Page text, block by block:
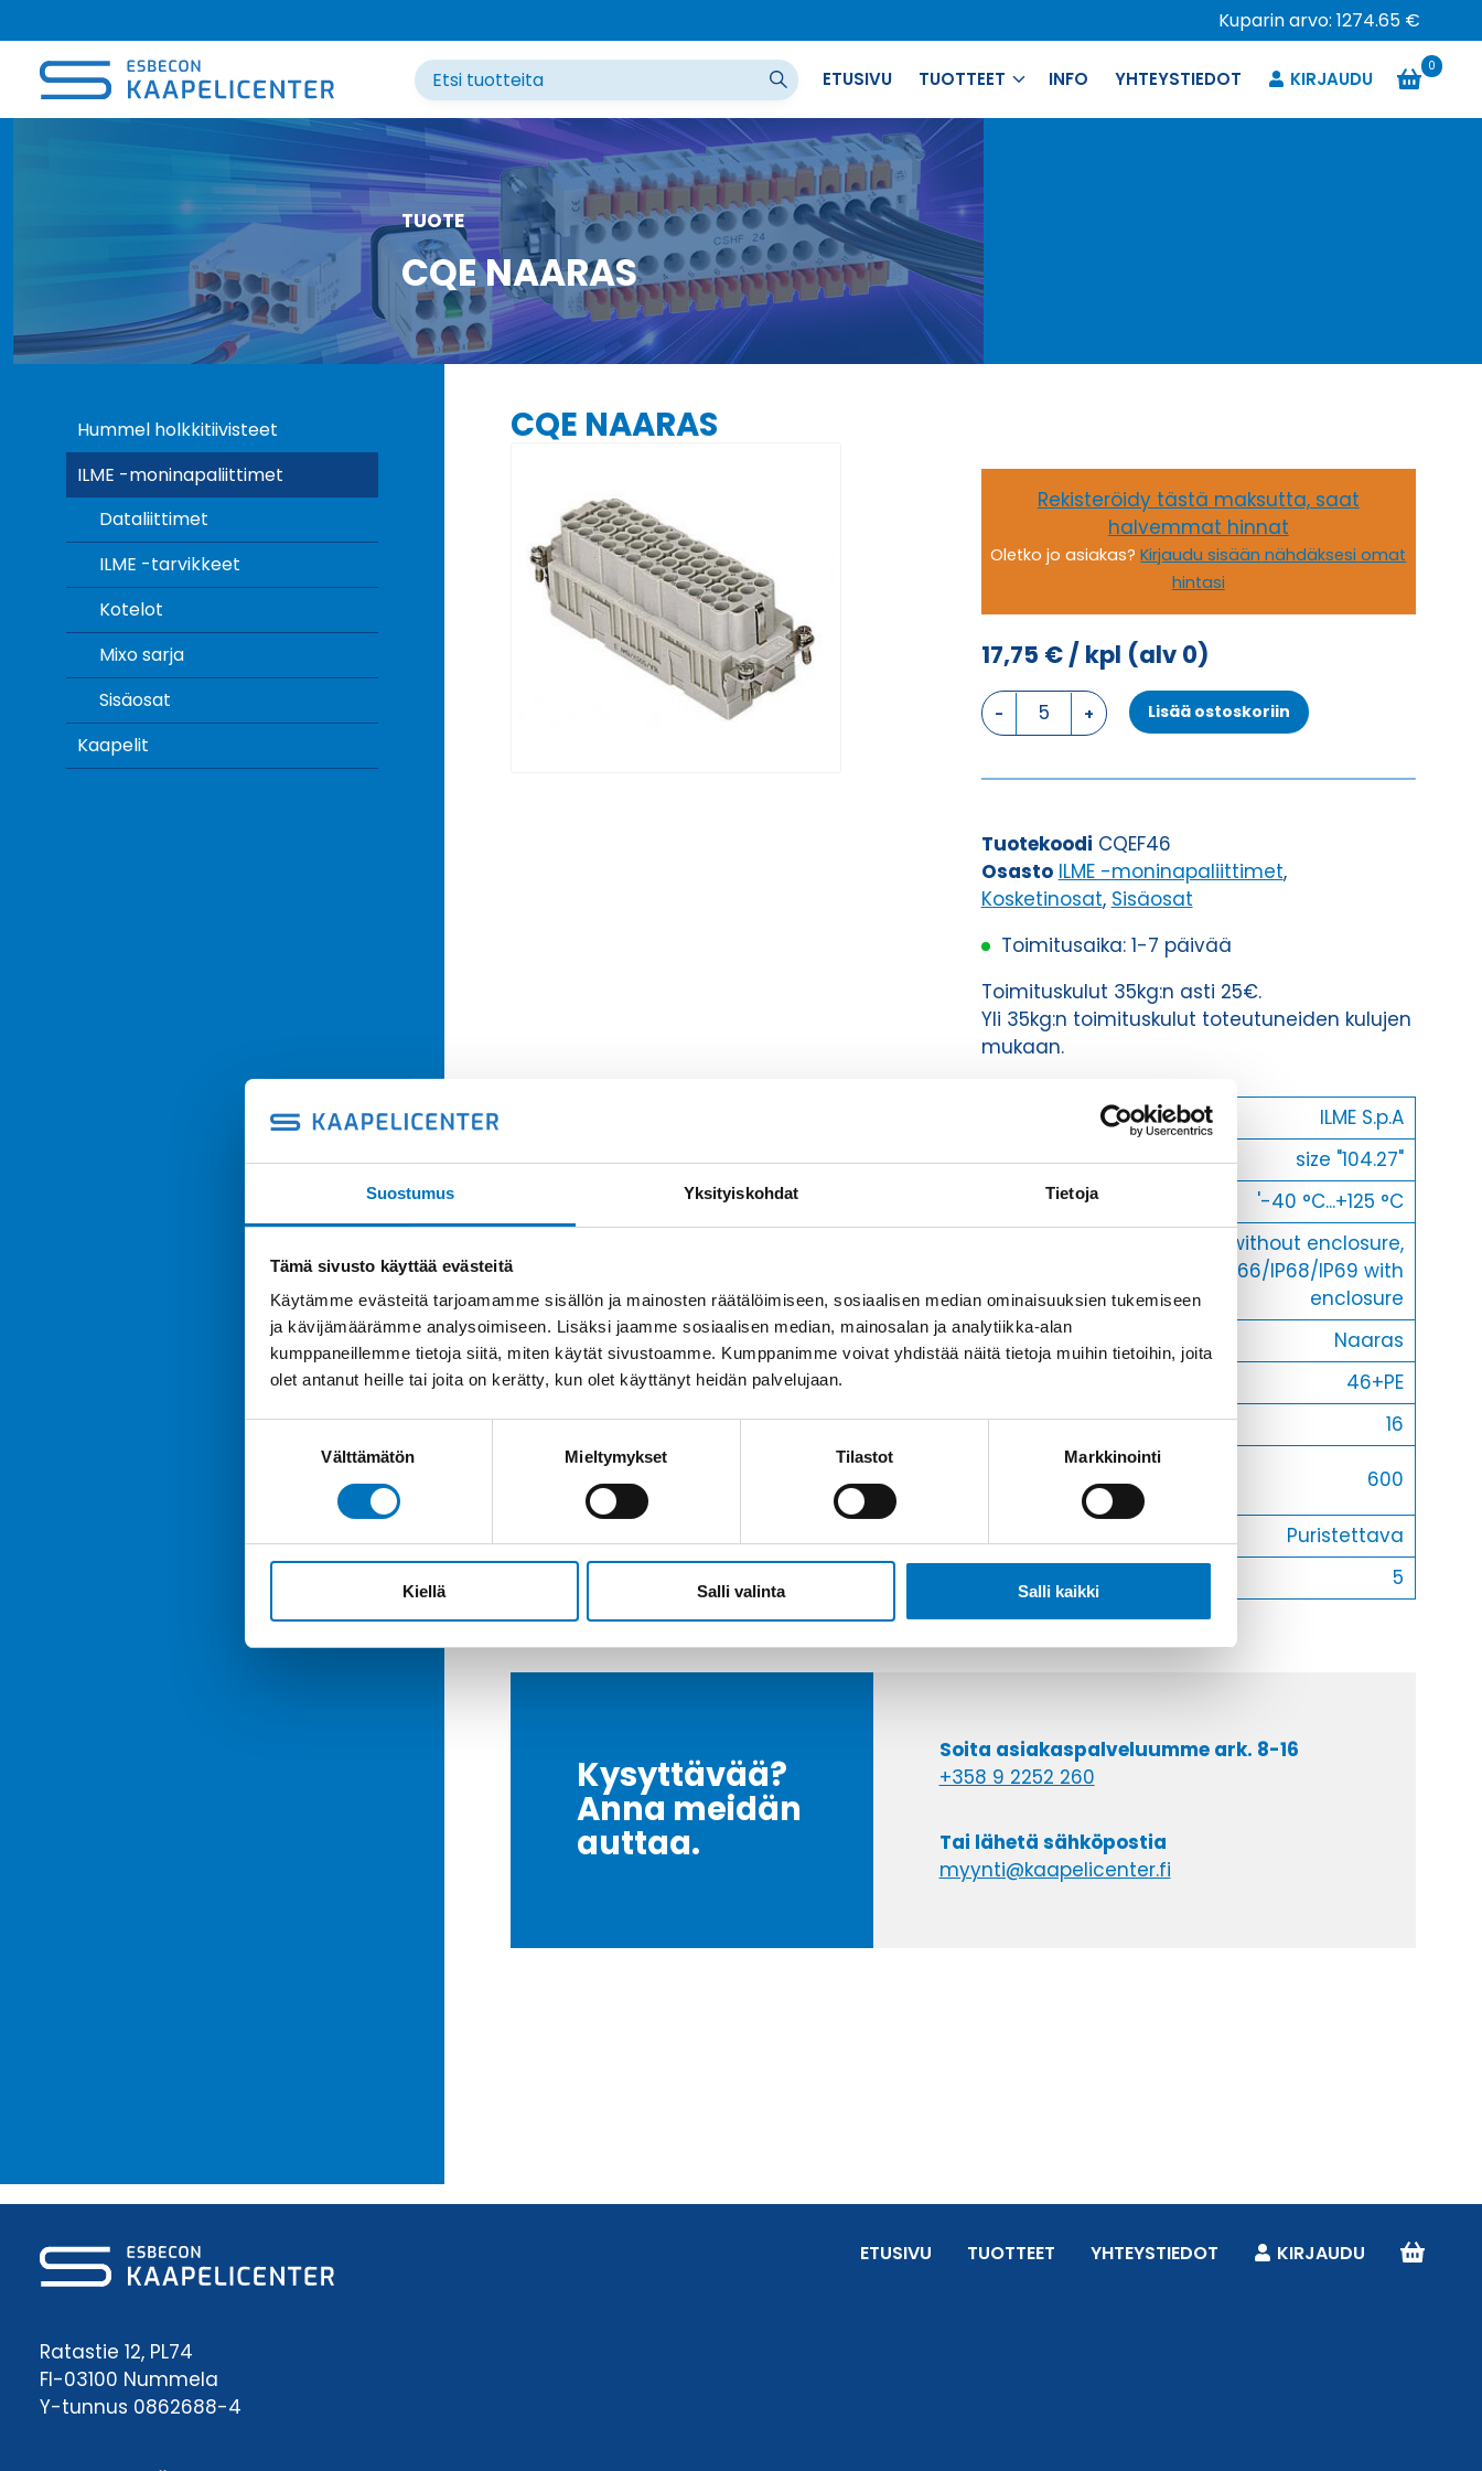
Suostumus Yksityiskohdat Tietoja
Tämä sivusto käyttää evästeitä
Käytämme evästeitä tarjoamamme sisällön ja mainosten räätälöimiseen, sosiaalisen median ominaisuuksien tukemiseen
ja kävijämäärämme analysoimiseen. Lisäksi jaamme sosiaalisen median, mainosalan ja analytiikka-alan
kumppaneillemme tietoja siitä, miten käytät sivustoamme. Kumppanimme voivat yhdistää näitä tietoja muihin tietoihin, joita
olet antanut heille tai joita on kerätty, kun olet käyttänyt heidän palvelujaan.
Välttämätön Mieltymykset Tilastot Markkinointi
Kiellä Salli valinta Salli kaikki
sisältöön
Kuparin arvo: 1274.65 €
ETUSIVU TUOTTEET INFO YHTEYSTIEDOT KIRJAUDU
0
TUOTE
CQE NAARAS
Hummel holkkitiivisteet
ILME -moninapaliittimet
Dataliittimet
ILME -tarvikkeet
Kotelot
Mixo sarja
Sisäosat
Kaapelit
CQE NAARAS
Rekisteröidy tästä maksutta, saat
halvemmat hinnat
Oletko jo asiakas?Kirjaudu sisään nähdäksesi omat
hintasi
17,75 €/ kpl (alv 0)
CQE
NAARAS
Lisää ostoskoriin
Tuotekoodi CQEF46
Osasto ILME -moninapaliittimet,
Kosketinosat, Sisäosat
Toimitusaika: 1-7 päivää
Toimituskulut 35kg:n asti 25€.
Yli 35kg:n toimituskulut toteutuneiden kulujen
mukaan.
ILME S.p.A
Koko
size "104.27"
Käyttölämpötila
'-40 °C...+125 °C
IP20 without enclosure,
IP65/IP66/IP68/IP69 with
enclosure
Uros/Naaras
Naaras
46+PE
Max. virta
16
käyttöjännite
600
Puristettava
5
Kysyttävää?
Anna meidän
auttaa.
Soita asiakaspalveluumme ark. 8-16
+358 9 2252 260
Tai lähetä sähköpostia
myynti@kaapelicenter.fi
Ratastie 12, PL74
FI-03100 Nummela
Y-tunnus 0862688-4
ETUSIVU TUOTTEET YHTEYSTIEDOT KIRJAUDU